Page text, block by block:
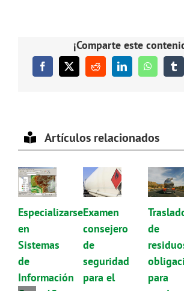
¡Comparte este
Facebook
X RedditLinkedInWhatsApp
Artículos relacionados
Especializarse
en
Sistemas
de
Información
Examen
consejero
de
seguridad
para el
de
para